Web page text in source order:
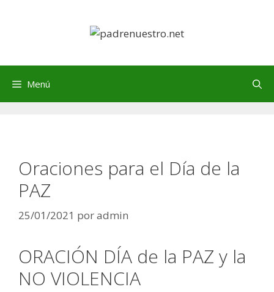
Menú
Oraciones para el Día de la
PAZ
25/01/2021 poradmin
ORACIÓN DÍA de la PAZ y la
NO VIOLENCIA